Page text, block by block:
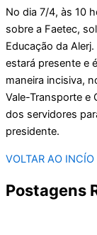
No dia 7/4, às 10
sobre a Faetec,
Educação da
estará presente e
maneira incisiva,
Vale-Transporte e
dos servidores
presidente.
VOLTAR AO INCÍO
Postagens